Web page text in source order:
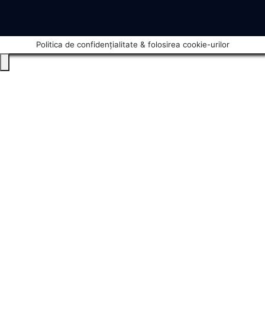
Politica de confidențialitate & folosirea cookie-urilor